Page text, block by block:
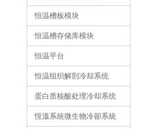
恒温槽板模块
恒温槽存储库模块
恒温平台
恒温组织解剖冷却系统
蛋白质核酸处理冷却系统
恆溫系統微生物冷卻系統